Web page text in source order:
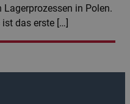
in Polen.
das erste […]